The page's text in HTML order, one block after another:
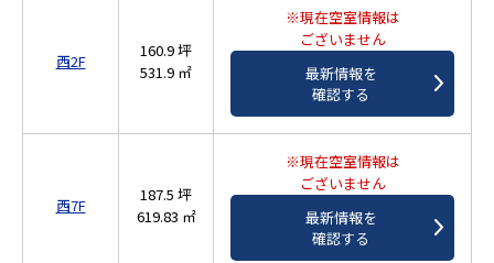
西2F
160.9 坪
531.9 ㎡
※現在空室情報は
ございません
最新情報を
確認する
西7F
187.5 坪
619.83 ㎡
※現在空室情報は
ございません
最新情報を
確認する